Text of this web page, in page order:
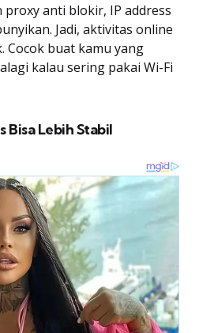
anti blokir, IP address
Jadi, aktivitas online
Cocok buat kamu yang
kalau sering pakai Wi-Fi
Lebih Stabil